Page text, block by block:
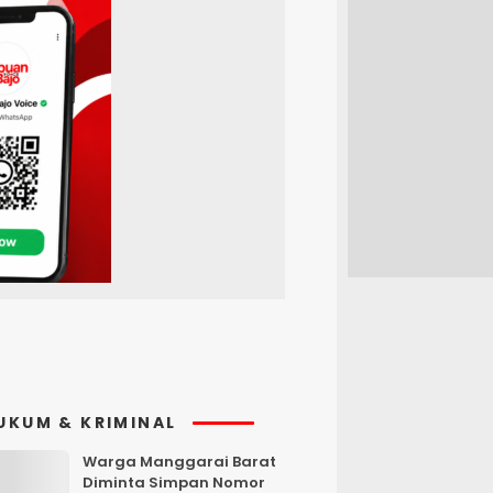
& KRIMINAL
Warga Manggarai Barat
Diminta Simpan Nomor